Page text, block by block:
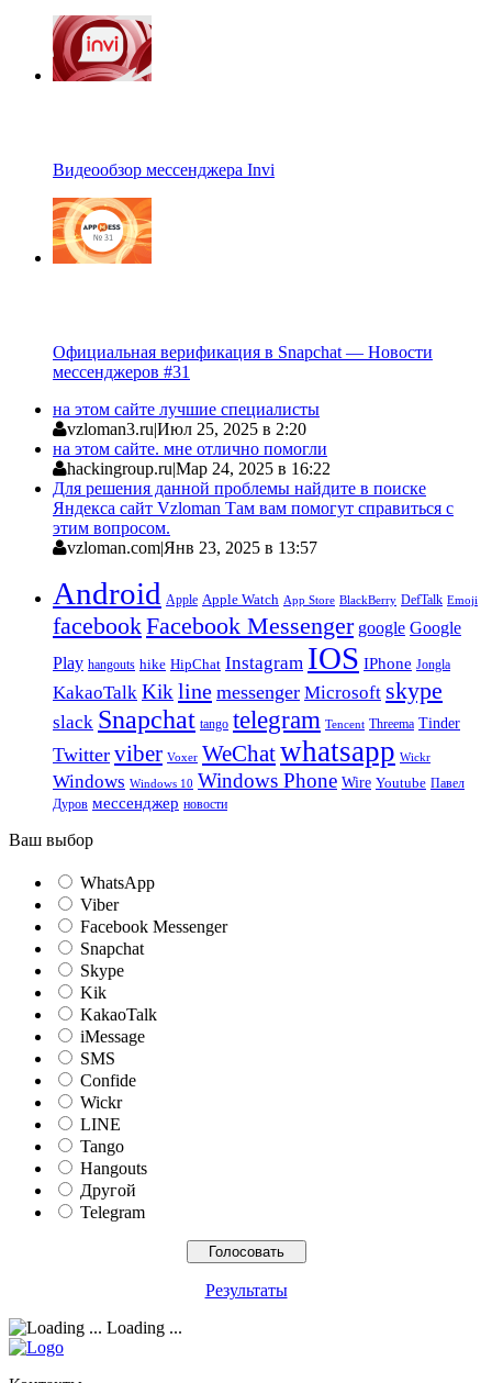
Видеообзор мессенджера Invi
Официальная верификация в Snapchat — Новости
мессенджеров #31
на этом сайте лучшие специалисты
vzloman3.ru|Июл 25, 2025 в 2:20
на этом сайте. мне отлично помогли
hackingroup.ru|Мар 24, 2025 в 16:22
Для решения данной проблемы найдите в поиске
Яндекса сайт Vzloman Там вам помогут справиться с
этим вопросом.
vzloman.com|Янв 23, 2025 в 13:57
Android Apple Apple Watch App Store BlackBerry DefTalk Emoji
facebookFacebook Messenger google Google
Play hangouts hike HipChat Instagram IOS IPhone Jongla
KakaoTalk Kik line messenger Microsoft skype
slack Snapchat tango telegram Tencent Threema Tinder
Twitter viber Voxer WeChatwhatsapp Wickr
Windows Windows 10 Windows Phone Wire Youtube Павел
Дуров мессенджер новости
Ваш выбор
WhatsApp
Viber
Facebook Messenger
Snapchat
Skype
Kik
KakaoTalk
iMessage
SMS
Confide
Wickr
LINE
Tango
Hangouts
Другой
Telegram
Результаты
Loading ...